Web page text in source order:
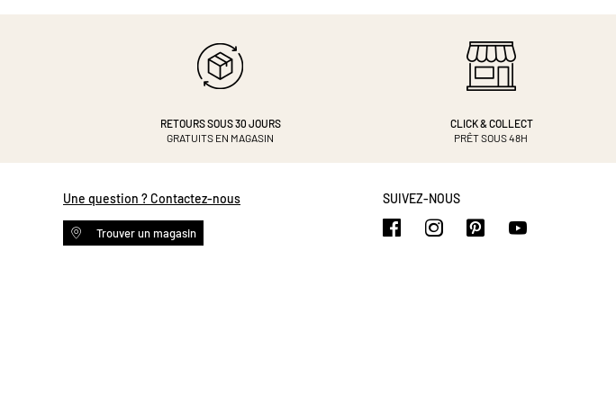
RETOURS SOUS 30 JOURS
GRATUITS EN MAGASIN
CLICK & COLLECT
PRÊT SOUS 48H
Une question ? Contactez-nous
Trouver un magasin
SUIVEZ-NOUS
https://https://https://https://